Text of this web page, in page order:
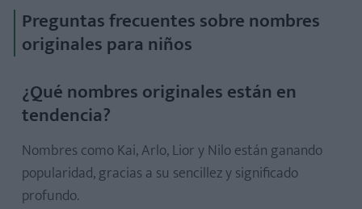
Preguntas frecuentes sobre nombres
originales para niños
¿Qué nombres originales están en
tendencia?
Nombres como Kai, Arlo, Lior y Nilo están ganando
popularidad, gracias a su sencillez y significado
profundo.